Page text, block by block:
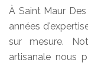
À Saint Maur
années
sur mesure.
artisanale nous